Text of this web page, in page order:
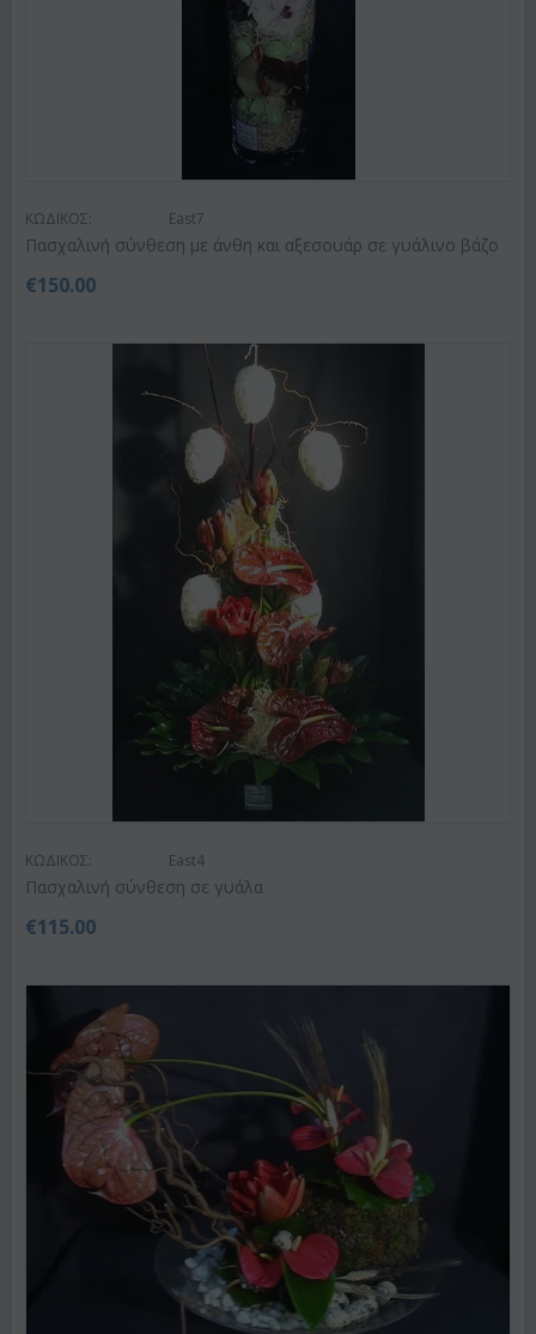
ΚΩΔΙΚΟΣ: East7
Πασχαλινή σύνθεση με άνθη και αξεσουάρ σε γυάλινο βάζο
€150.00
ΚΩΔΙΚΟΣ: East4
Πασχαλινή σύνθεση σε γυάλα
€115.00